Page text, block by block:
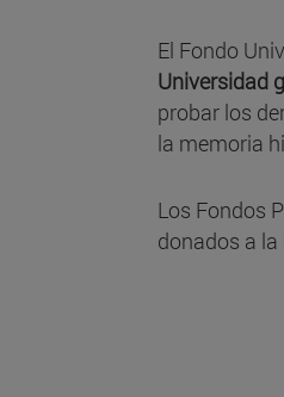
El Fondo
Universidad
probar los
la memoria
Los Fondos
donados a